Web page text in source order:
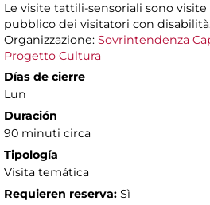
Le visite tattili-sensoriali sono
pubblico dei visitatori con
Organizzazione: Sovrintendenza
Progetto Cultura
Días de cierre
Lun
Duración
90 minuti circa
Tipología
Visita temática
Requieren reserva: Sì